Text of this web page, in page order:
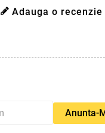
Adauga o recenzie
Anunta-